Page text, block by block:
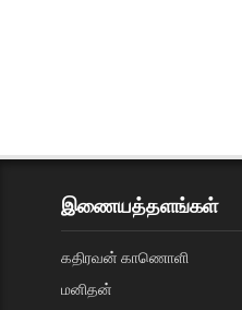
இணையத்தளங்கள்
கதிரவன் காணொளி
மனிதன்